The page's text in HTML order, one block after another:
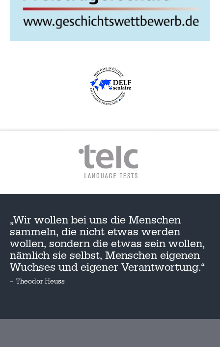
„Wir wollen bei uns die Menschen
sammeln, die nicht etwas werden
wollen, sondern die etwas sein wollen,
nämlich sie selbst, Menschen eigenen
Wuchses und eigener Verantwortung.“
– Theodor Heuss